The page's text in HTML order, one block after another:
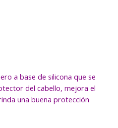
a base de silicona que se
del cabello, mejora el
una buena protección